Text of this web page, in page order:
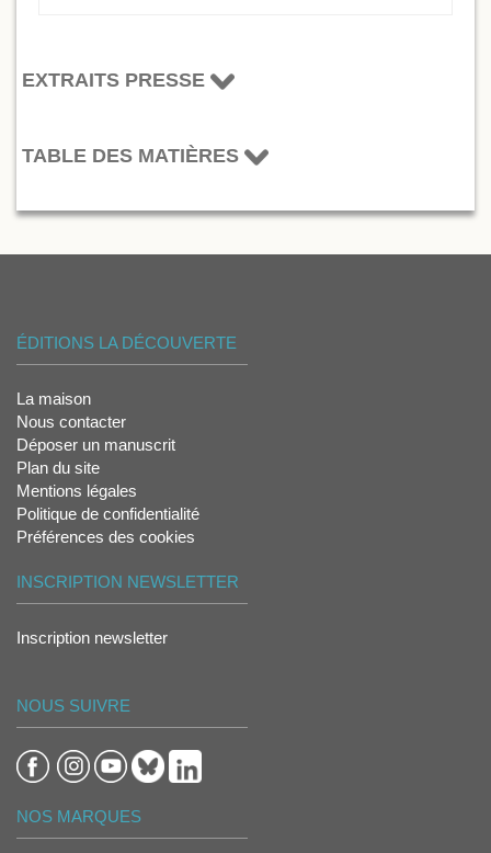
EXTRAITS PRESSE
TABLE DES MATIÈRES
ÉDITIONS LA DÉCOUVERTE
La maison
Nous contacter
Déposer un manuscrit
Plan du site
Mentions légales
Politique de confidentialité
Préférences des cookies
INSCRIPTION NEWSLETTER
Inscription newsletter
NOUS SUIVRE
NOS MARQUES